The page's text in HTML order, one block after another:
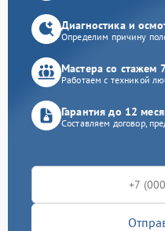
Диагностика и
Определим причину
Мастера со стажем
Работаем с техникой
Гарантия до 12
Составляем договор,